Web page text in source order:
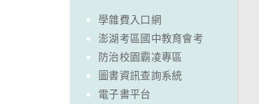
學雜費入口網
澎湖考區國中教育會考
防治校園霸凌專區
圖書資訊查詢系統
電子書平台